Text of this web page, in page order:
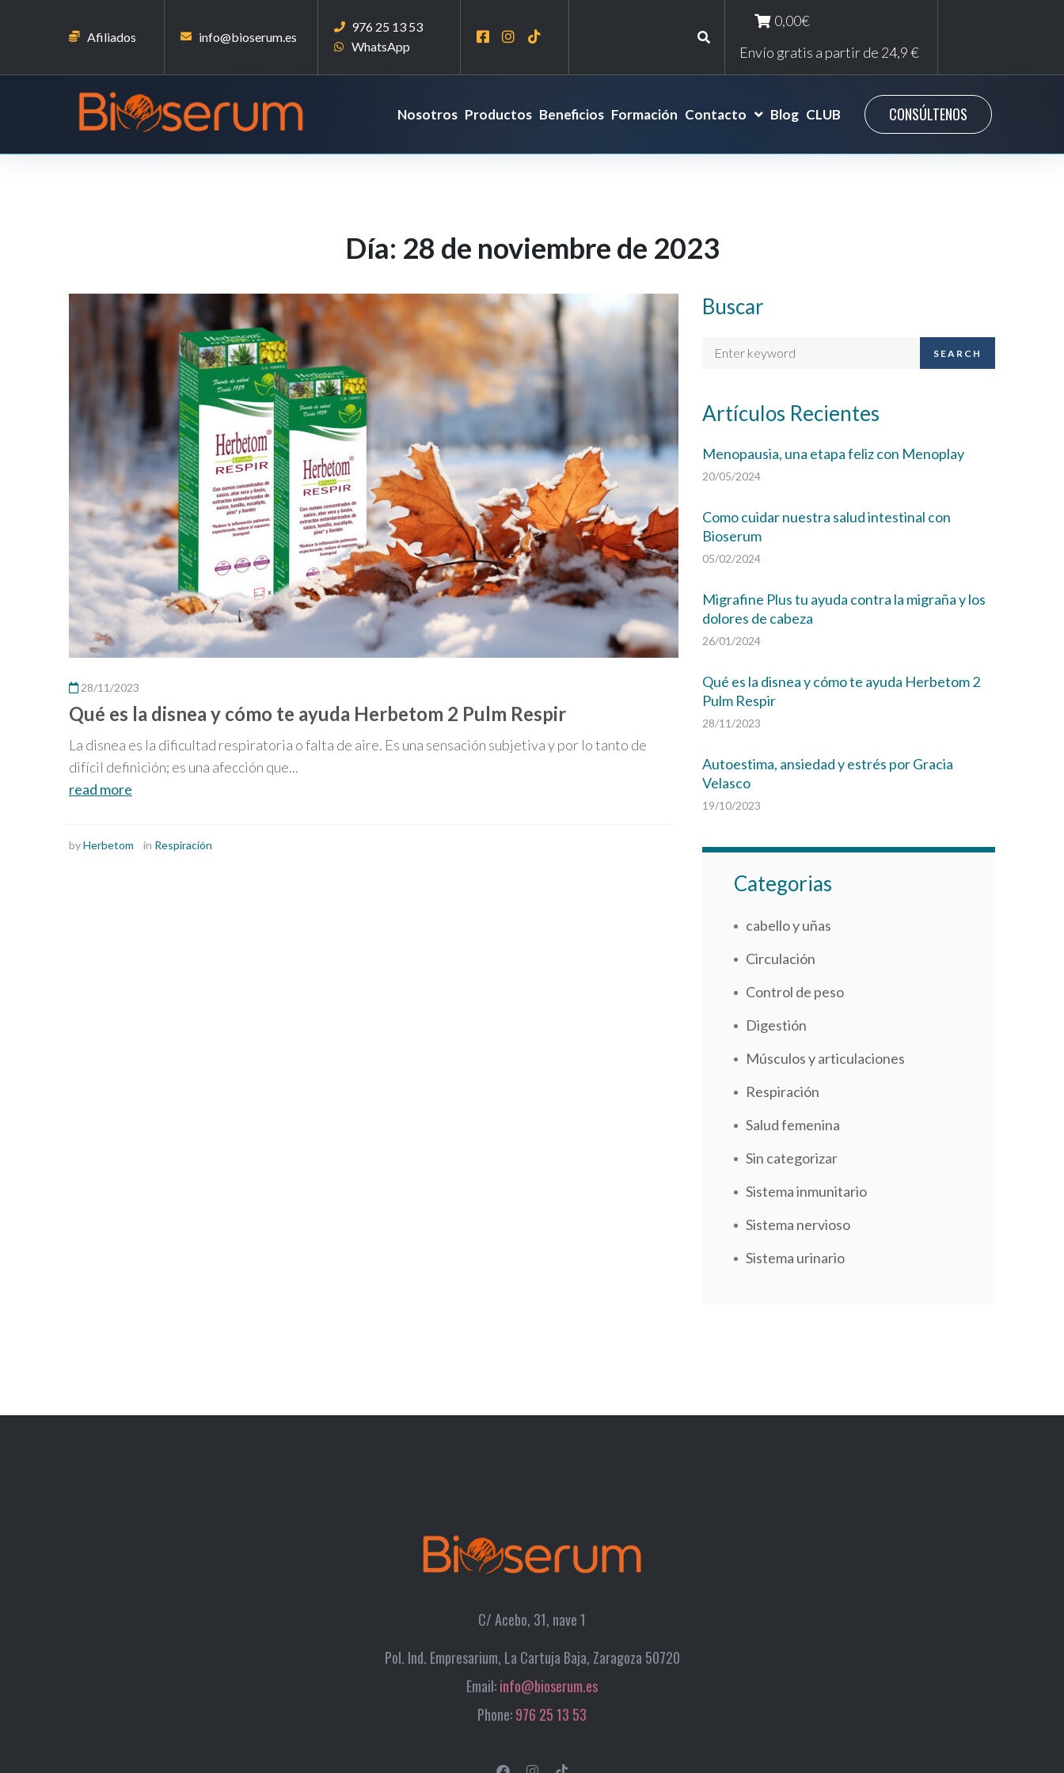
Afiliados info@bioserum.es
976 25 13 53
WhatsApp
0,00€
Envío gratis a partir de 24,9 €
Nosotros Productos Beneficios Formación Contacto Blog CLUB CONSÚLTENOS
Día: 28 de noviembre de 2023
28/11/2023
Qué es la disnea y cómo te ayuda Herbetom 2 Pulm Respir
La disnea es la dificultad respiratoria o falta de aire. Es una sensación subjetiva y por lo tanto de
difícil definición; es una afección que...
read more
byHerbetom in Respiración
Buscar
SEARCH
Artículos Recientes
Menopausia, una etapa feliz con Menoplay
20/05/2024
Como cuidar nuestra salud intestinal con
Bioserum
05/02/2024
Migrafine Plus tu ayuda contra la migraña y los
dolores de cabeza
26/01/2024
Qué es la disnea y cómo te ayuda Herbetom 2
Pulm Respir
28/11/2023
Autoestima, ansiedad y estrés por Gracia
Velasco
19/10/2023
Categorias
cabello y uñas
Circulación
Control de peso
Digestión
Músculos y articulaciones
Respiración
Salud femenina
Sin categorizar
Sistema inmunitario
Sistema nervioso
Sistema urinario
C/ Acebo, 31, nave 1
Pol. Ind. Empresarium, La Cartuja Baja, Zaragoza 50720
Email:info@bioserum.es
Phone:976 25 13 53